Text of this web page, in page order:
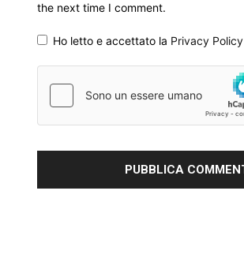
the next time I comment.
Ho letto e accettato la Privacy Policy